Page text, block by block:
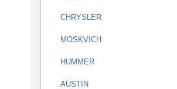
CHRYSLER
MOSKVICH
HUMMER
AUSTIN